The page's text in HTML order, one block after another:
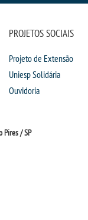
PROJETOS SOCIAIS
Projeto de Extensão
Uniesp Solidária
Ouvidoria
Pires / SP